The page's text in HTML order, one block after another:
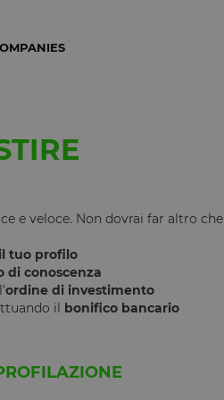
e veloce. Non dovrai far altro
tuo profilo
di conoscenza
ordine di investimento
il bonifico bancario